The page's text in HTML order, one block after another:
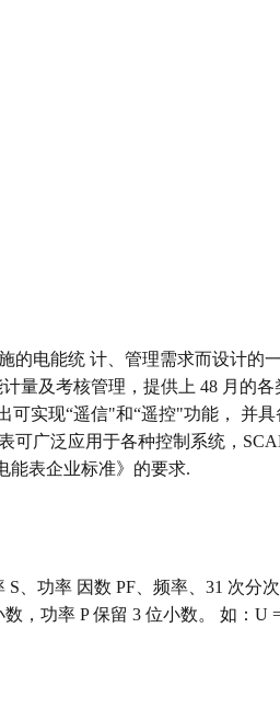
的电能统 计、管理需求而设计的
量及考核管理，提供上 48 月的
实现“遥信"和“遥控"功能， 并具
可广泛应用于各种控制系统，
能表企业标准》的要求.
、功率 因数 PF、频率、31 次分
，功率 P 保留 3 位小数。 如：U